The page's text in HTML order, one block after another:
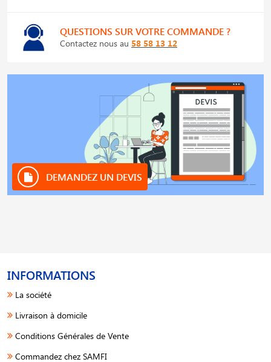
QUESTIONS SUR VOTRE COMMANDE ?
Contactez nous au 58 58 13 12
DEMANDEZ UN DEVIS
INFORMATIONS
La société
Livraison à domicile
Conditions Générales de Vente
Commandez chez SAMFI